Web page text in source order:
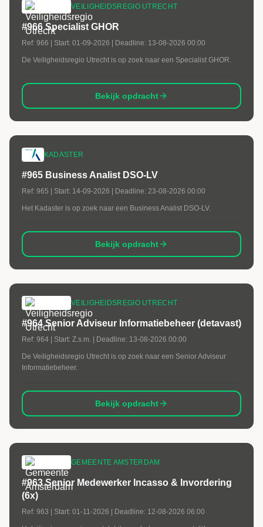
VEILIGHEIDSREGIO UTRECHT
#966 Specialist GHOR
Ref: 966 | Start: 01-09-2026 | Deadline: 13-08-2026 00:00
De Veiligheidsregio Utrecht is op zoek naar een Specialist GHOR.
Bekijk opdracht
KADASTER
#965 Business Analist DSO-LV
Ref: 965 | Start: 14-09-2026 | Deadline: 23-08-2026 00:00
Het Kadaster is op zoek naar een Business Analist DSO-LV.
Bekijk opdracht
VEILIGHEIDSREGIO UTRECHT
#964 Senior Adviseur Informatiebeheer (detavast)
Ref: 964 | Start: Z.s.m. | Deadline: 13-08-2026 00:00
De Veiligheidsregio Utrecht is op zoek naar een Senior Adviseur
Informatiebeheer.
Bekijk opdracht
GEMEENTE AMSTERDAM
#963 Senior Medewerker Incasso & Invordering
(6x)
Ref: 963 | Start: 01-11-2026 | Deadline: 12-08-2026 06:00